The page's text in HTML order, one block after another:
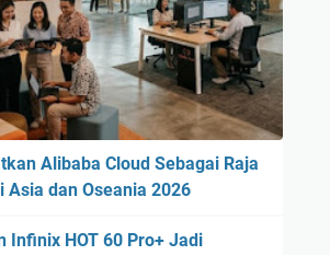
Alibaba Cloud Sebagai Raja
Asia dan Oseania 2026
Infinix HOT 60 Pro+ Jadi